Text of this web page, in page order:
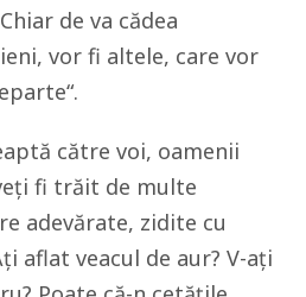
de va cădea
vor fi altele, care vor
către voi, oamenii
fi trăit de multe
adevărate, zidite cu
aflat veacul de aur? V-aţi